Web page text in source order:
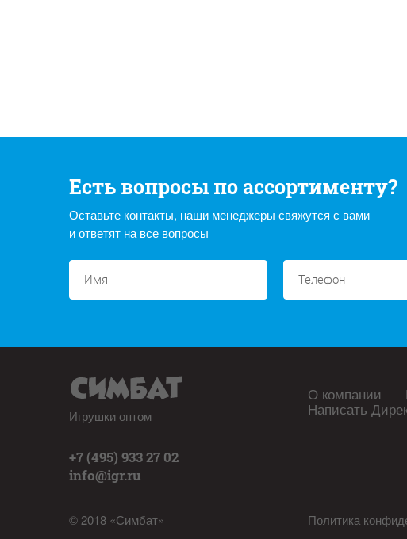
Есть вопросы по ассортименту?
Оставьте контакты, наши менеджеры свяжутся с вами
и ответят на все вопросы
Игрушки оптом
+7 (495) 933 27 02
info@igr.ru
© 2018 «Симбат»
О компании
Написать
Политика